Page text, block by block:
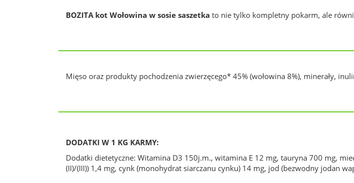
BOZITA kot Wołowina w sosie saszetka to nie tylko kompletny pokarm, ale
Mięso oraz produkty pochodzenia zwierzęcego* 45% (wołowina 8%), minerały,
DODATKI W 1 KG KARMY:
Dodatki dietetyczne: Witamina D3 150j.m., witamina E 12 mg, tauryna 700 mg,
(II)/(III)) 1,4 mg, cynk (monohydrat siarczanu cynku) 14 mg, jod (bezwodny jodan